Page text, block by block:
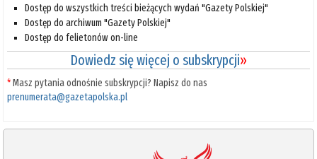
Dostęp do wszystkich treści bieżących wydań "Gazety Polskiej"
Dostęp do archiwum "Gazety Polskiej"
Dostęp do felietonów on-line
Dowiedz się więcej o subskrypcji»
*Masz pytania odnośnie subskrypcji? Napisz do nas
prenumerata@gazetapolska.pl